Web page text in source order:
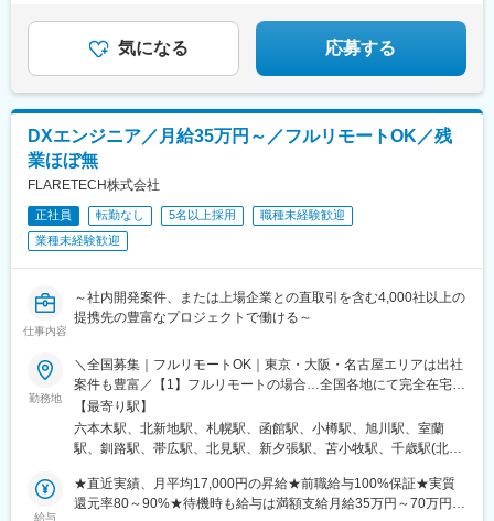
鹿児島駅、熊本駅、佐賀駅、長崎駅(長崎県)、佐世保駅、那覇空港
駅(鉄道)、秋葉原駅、高田馬場駅、綾瀬駅、豊田駅、溝の口駅、な
んば駅(地下鉄)、心斎橋駅、天王寺駅、金山駅(愛知県)、伏見駅(愛
知県)、博多駅、中洲川端駅、山科駅、久喜駅、本八幡駅(総武
線)、大宮駅(埼玉県)、下北駅、西梅田駅、さっぽろ駅、函館駅前
駅、津軽五所川原駅、田茂山駅、あおば通駅、曽根田駅、鷹巣
駅、工機前駅、佐貫駅、宇都宮駅東口駅、今市駅、中央前橋駅、
西桐生駅、北朝霞駅、池ノ上駅、蓮沼駅、西葛西駅、牛田駅(東京
都)、板橋区役所前駅、京王八王子駅、北品川駅、赤羽岩淵駅、新
宿駅(東京メトロ)、東池袋駅、不動前駅、住吉駅(東京都)、布田
駅、稲荷町駅(東京都)、立川北駅、三越前駅、二重橋前駅、桜街道
駅、京成船橋駅、京成千葉駅、北習志野駅、野田市駅、京成成田
駅、仲ノ町駅、逸見駅、新高島駅、京急川崎駅、北茅ケ崎駅、和
田塚駅、入谷駅(神奈川県)、逗子・葉山駅、西松本駅、岩村田駅、
南豊科駅、上大月駅、志貴野中学校前駅、新魚津駅、北鉄金沢
駅、福井駅、新浜松駅、新静岡駅、新豊橋駅、近鉄名古屋駅、尾
駅、大阪梅田駅(阪急線)、九条駅(京都府)、田中口駅、山陽姫路
駅、西宮駅、山陽明石駅、ハーバーランド駅、宝塚南口駅、新伊
丹駅、芦屋川駅、上栄町駅、新八日市駅、倉敷駅、岡山駅前駅、
電鉄出雲市駅、高知駅前駅、宮田町駅、高松築港駅、眉山ロープ
ウェイ山麓駅、西鉄福岡駅、鹿児島駅前駅、熊本駅前駅、長崎駅
高津駅(神奈川県)、大阪難波駅、四ツ橋駅、大阪阿部野橋駅、東別
院駅、丸の内駅(愛知県)、祇園駅(福岡県)、櫛田神社前駅、京阪山
第2ビル12-12
駅、前橋駅、太田駅(群馬県)、伊勢崎駅、桐生駅、館林駅、渋川
駅、川口駅、川越駅、所沢駅、越谷駅、草加駅、春日部駅、上尾
駅、熊谷駅、浦和駅、新座駅、狭山市駅、入間市駅、三郷駅(埼玉
洲駅、亀有駅、品川駅、町田駅、赤羽駅、新宿駅、中野駅(東京
都)、池袋駅、目黒駅、錦糸町駅、渋谷駅、調布駅、上野駅、小平
駅、立川駅、日本橋駅(東京都)、吉祥寺駅、多摩センター駅、青梅
水駅、東久留米駅、船橋駅、松戸駅、市川駅、柏駅、五井駅、千
葉駅、流山おおたかの森駅、八千代台駅、習志野駅、浦安駅(千葉
相模原駅、川崎駅、平塚駅、茅ケ崎駅、大和駅(神奈川県)、本厚木
駅、小田原駅、鎌倉駅、秦野駅、座間駅、伊勢原駅、逗子駅、三
科駅、中野松川駅、飯山駅、須坂駅、広丘駅、甲府駅、竜王駅、
石和温泉駅、富士山駅、山梨市駅、都留市駅、韮崎駅、大月駅、
富山駅、越中中川駅、砺波駅、黒部駅、魚津駅、滑川駅、金沢
駅、福井駅(福井県)、敦賀駅、浜松駅、静岡駅、富士駅、沼津駅、
磐田駅、藤枝駅、岡崎駅、豊橋駅、名古屋駅、刈谷市駅、名鉄一
宮駅、三河安城駅、岐阜駅、各務ケ原駅、多治見駅、可児駅、四
日市駅、津駅、名張駅、布施駅、豊中駅、吹田駅(東海道本線)、梅
田駅(地下鉄)、茨木駅、京都駅、宇治駅(奈良線)、亀岡駅、奈良
ア：月給274,000円→月給362,000円・20代/iOSエンジニア：月給
237,000円→月給287,000円・20代/Androidエンジニア：月給
316,000円→月給374,000円・30代/Javaエンジニア（上流）：月
給340,000円→月給418,000円・30代/インフラエンジニア（AWS
設計構築）：月給380,000円→月給440,000円
気になる 応募する
DXエンジニア／月給35万円～／フルリモートOK／残
業ほぼ無
FLARETECH株式会社
正社員 転勤なし 5名以上採用
職種未経験歓迎
業種未経験歓迎
仕事内容
～社内開発案件、または上場企業との直取引を含む4,000社以上の
提携先の豊富なプロジェクトで働ける～
勤務地
＼全国募集｜フルリモートOK｜東京・大阪・名古屋エリアは出社
案件も豊富／【1】フルリモートの場合…全国各地にて完全在宅勤
務が可能！強制的な出社日もありません。【2】出社の場合…本
社、大阪支店、もしくは東京・大阪・名古屋エリアの各プロジェ
クト先※転居を伴う転勤はなし※プロジェクトは希望や適性を考慮
75.6%の社員がリモートワークにて勤務中！＜リモートワーク率
＞フルリモート64.0%、リモート×出社11.6%、フル出社
【最寄り駅】
六本木駅、北新地駅、札幌駅、函館駅、小樽駅、旭川駅、室蘭
駅、釧路駅、帯広駅、北見駅、新夕張駅、苫小牧駅、千歳駅(北海
上駅、宮古駅、盛駅、久慈駅、仙台駅、石巻駅、杜せきのした
駅、新田駅(宮城県)、多賀城駅、気仙沼駅、いわき駅、郡山駅(福
給与
★直近実績、月平均17,000円の昇給★前職給与100%保証★実質
還元率80～90%★待機時も給与は満額支給月給35万円～70万円＋